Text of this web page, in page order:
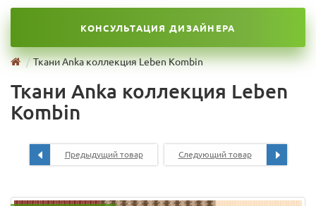
КОНСУЛЬТАЦИЯ ДИЗАЙНЕРА
Ткани Anka коллекция Leben Kombin
Ткани Anka коллекция Leben
Kombin
Предыдущий товар Следующий товар